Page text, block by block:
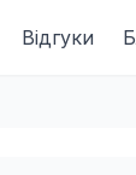
Відгуки